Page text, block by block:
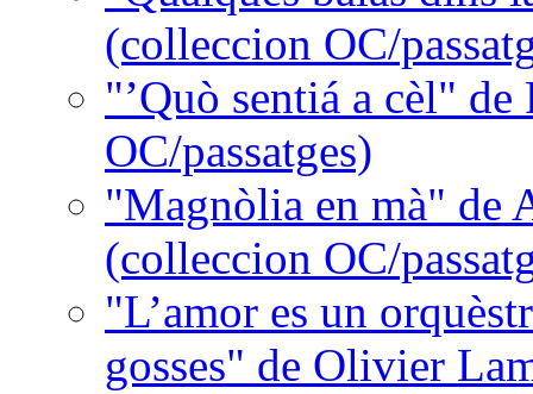
(colleccion OC/
"’Quò sentiá a cèl"
OC/passatges)
"Magnòlia en mà" de
(colleccion OC/
"L’amor es un
gosses" de Olivier